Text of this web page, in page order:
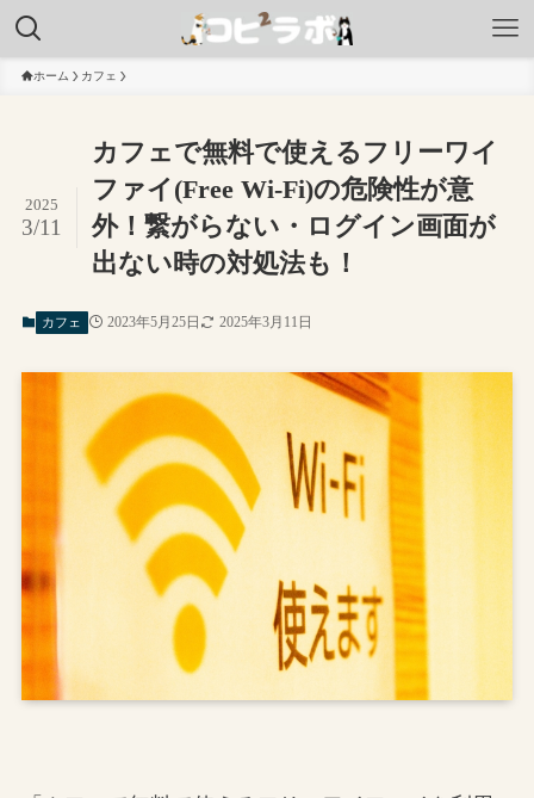
ホーム カフェ
カフェで無料で使えるフリーワイ
ファイ(Free Wi-Fi)の危険性が意
外！繋がらない・ログイン画面が
出ない時の対処法も！
2025
3/11
カフェ 2023年5月25日 2025年3月11日